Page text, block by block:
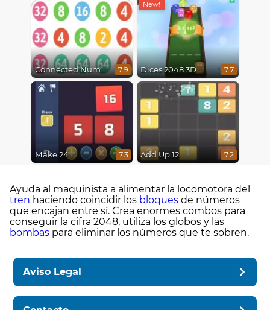
Connected Numbers 7.9 Dices 2048 3D 7.7
Make 24 7.3 Add Up 12 7.2
Ayuda al maquinista a alimentar la locomotora del
tren haciendo coincidir los bloques de números
que encajan entre sí. Crea enormes combos para
conseguir la cifra 2048, utiliza los globos y las
bombas para eliminar los números que te sobren.
Aviso Legal